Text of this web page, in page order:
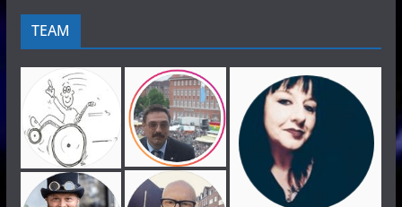
TEAM